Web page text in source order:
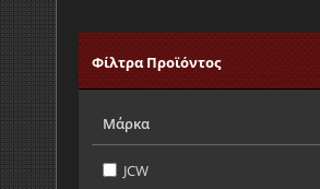
Φίλτρα Προϊόντος
Μάρκα
JCW